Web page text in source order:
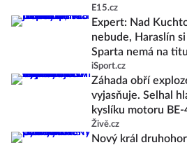
E15.cz
Expert: Nad
nebude, Haraslín
Sparta nemá na
iSport.cz
Záhada obří
vyjasňuje. Selhal
kyslíku motoru BE-
Živě.cz
Nový král